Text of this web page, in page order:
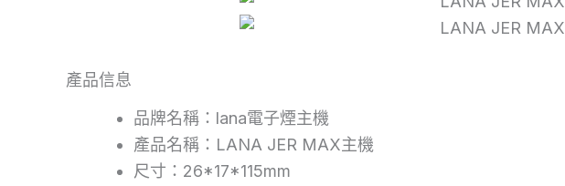
產品信息
品牌名稱：lana電子煙主機
產品名稱：LANA JER MAX主機
尺寸：26*17*115mm